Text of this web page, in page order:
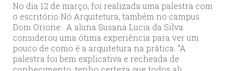
No dia 12 de março, foi realizada uma palestra com
o escritório Nó Arquitetura, também no campus
Dom Orione. A aluna Susana Lucia da Silva
considerou uma ótima experiência para ver um
pouco de como é a arquitetura na prática. “A
palestra foi bem explicativa e recheada de